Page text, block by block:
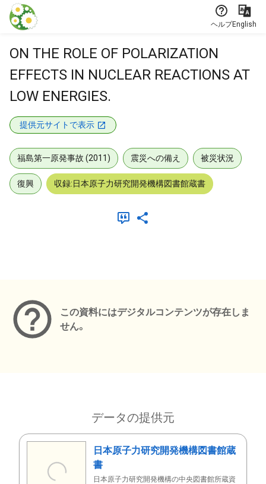
本文に飛ぶ
ヘルプEnglish
ON THE ROLE OF POLARIZATION
EFFECTS IN NUCLEAR REACTIONS AT
LOW ENERGIES.
提供元サイトで表示
福島第一原発事故 (2011) 震災への備え 被災状況
復興 収録:日本原子力研究開発機構図書館蔵書
この資料にはデジタルコンテンツが存在しま
せん。
データの提供元
日本原子力研究開発機構図書館蔵
書
日本原子力研究開発機構の中央図書館所蔵資